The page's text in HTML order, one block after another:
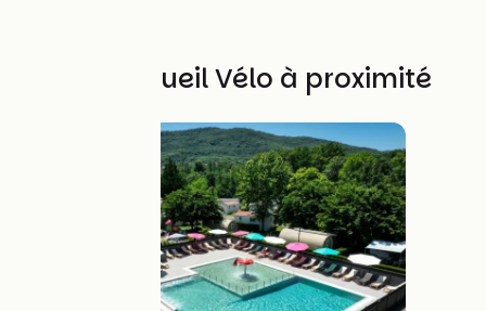
Autres Accueil Vélo à proximité